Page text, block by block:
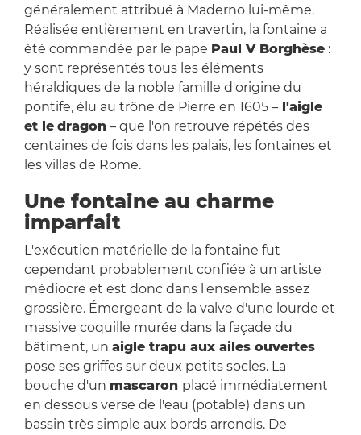
généralement attribué à Maderno lui-même.
Réalisée entièrement en travertin, la fontaine a
été commandée par le pape Paul V Borghèse:
y sont représentés tous les éléments
héraldiques de la noble famille d'origine du
pontife, élu au trône de Pierre en 1605 –l'aigle
et le dragon– que l'on retrouve répétés des
centaines de fois dans les palais, les fontaines et
les villas de Rome.
Une fontaine au charme
imparfait
L'exécution matérielle de la fontaine fut
cependant probablement confiée à un artiste
médiocre et est donc dans l'ensemble assez
grossière. Émergeant de la valve d'une lourde et
massive coquille murée dans la façade du
bâtiment, un aigle trapu aux ailes ouvertes
pose ses griffes sur deux petits socles. La
bouche d'un mascaron placé immédiatement
en dessous verse de l'eau (potable) dans un
bassin très simple aux bords arrondis. De